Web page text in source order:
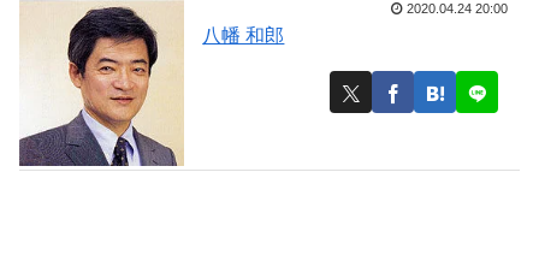
八幡 和郎
2020.04.24 20:00